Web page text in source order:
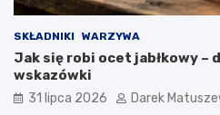
SKŁADNIKI WARZYWA
Jak się robi ocet jabłkowy –
wskazówki
31 lipca 2026 Darek